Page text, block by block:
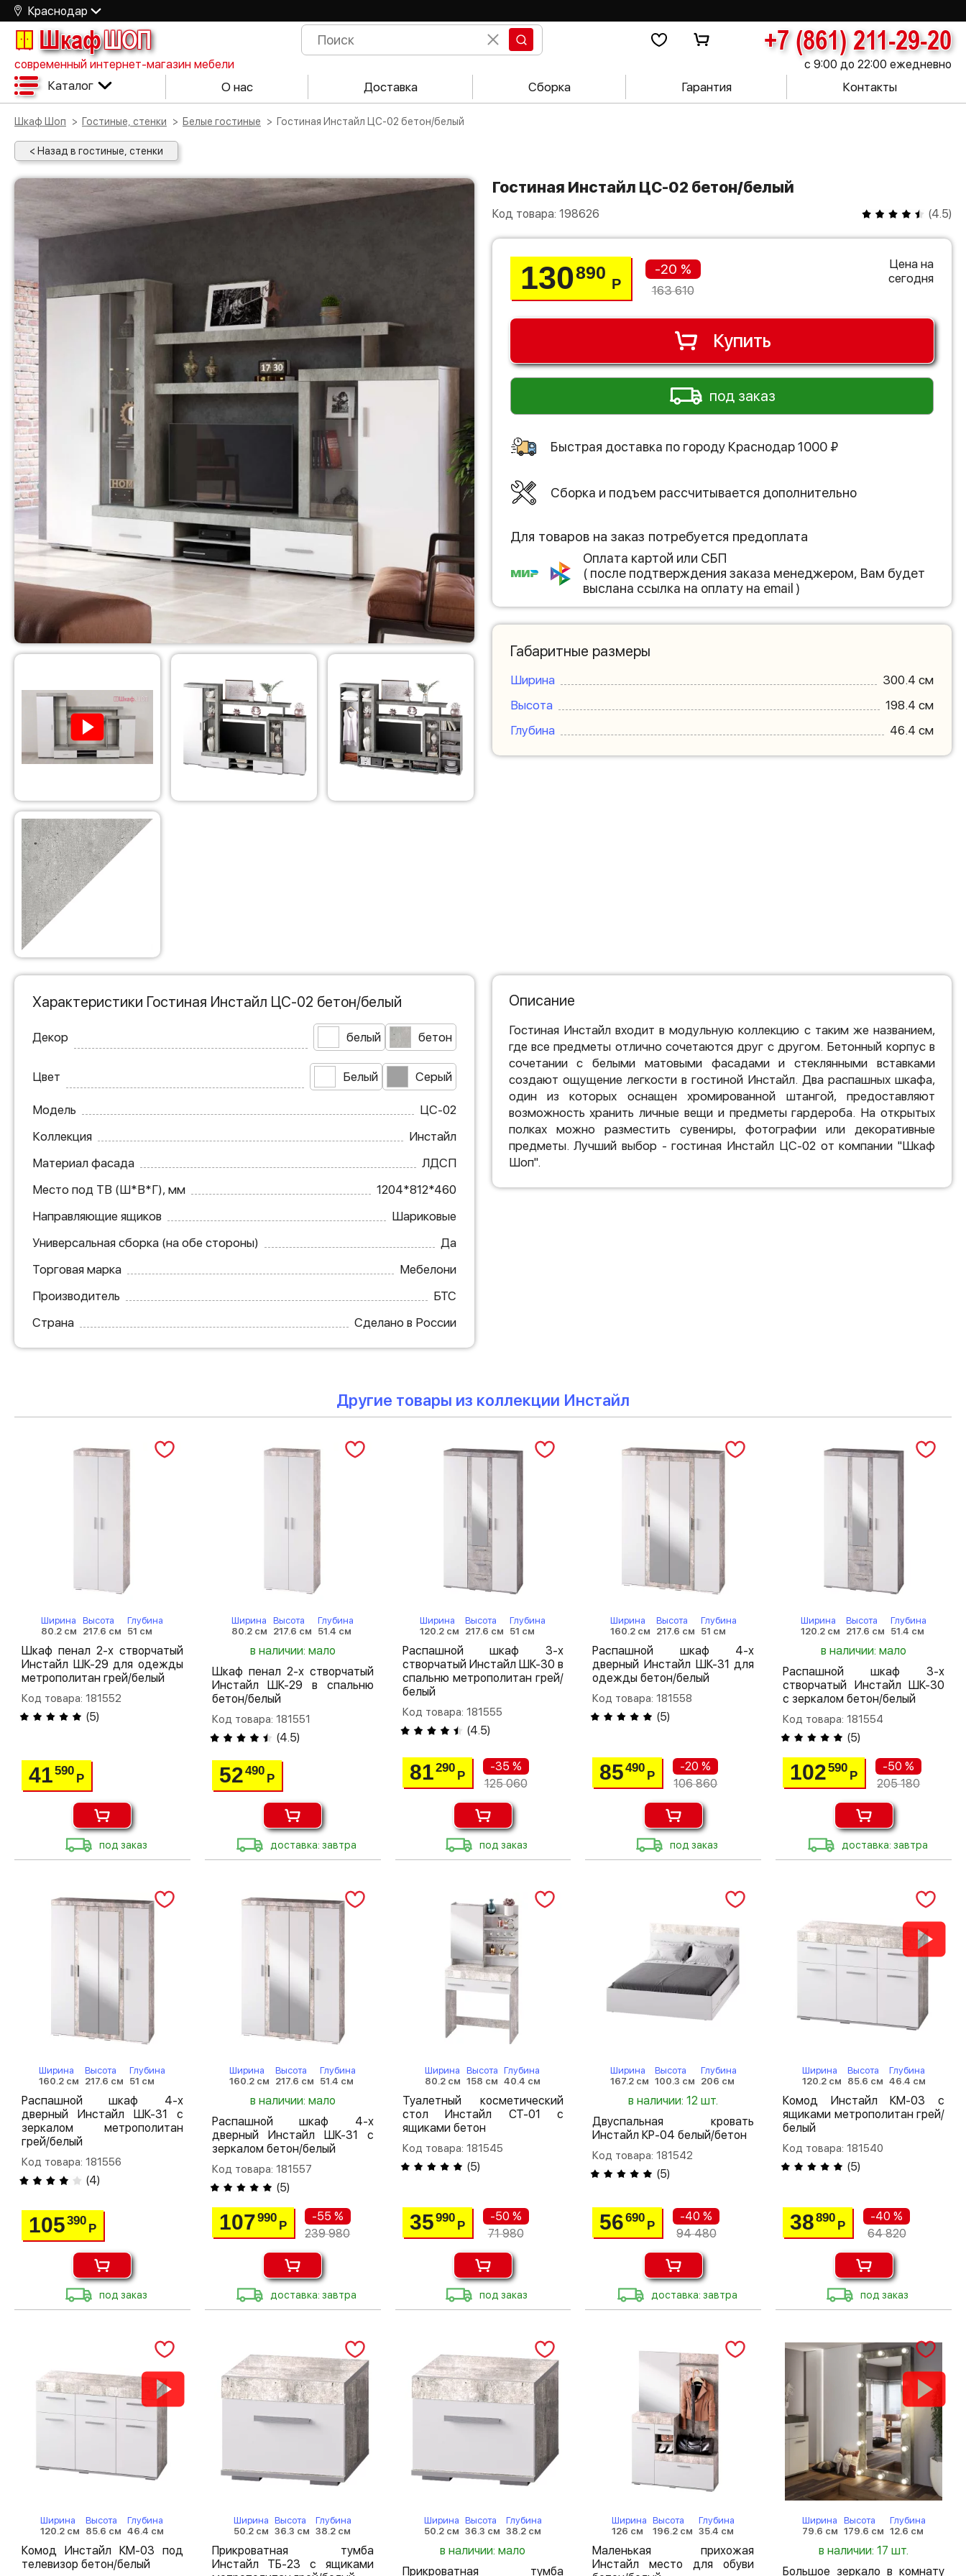
Краснодар
ШкафШОП +7 (861) 211-29-20
современный интернет-магазин мебели с 9:00 до 22:00 ежедневно
Каталог О нас Доставка Сборка Гарантия Контакты
Шкаф Шоп Гостиные, стенки Белые гостиные Гостиная Инстайл ЦС-02 бетон/белый
< Назад в гостиные, стенки
Гостиная Инстайл ЦС-02 бетон/белый
Код товара: 198626 (4.5)
130890
Р
-20 %
163 610
Цена на
сегодня
Купить
под заказ
Быстрая доставка по городу Краснодар 1000 ₽
Сборка и подъем рассчитывается дополнительно
Для товаров на заказ потребуется предоплата
Оплата картой или СБП
( после подтверждения заказа менеджером, Вам будет
выслана ссылка на оплату на email )
Габаритные размеры
Ширина
300.4 см
Высота
198.4 см
Глубина
46.4 см
Характеристики Гостиная Инстайл ЦС-02 бетон/белый
Декор белый бетон
Цвет Белый Серый
Модель
ЦС-02
Коллекция
Инстайл
Материал фасада
ЛДСП
Место под ТВ (Ш*В*Г), мм
1204*812*460
Направляющие ящиков
Шариковые
Универсальная сборка (на обе стороны)
Да
Торговая марка
Мебелони
Производитель
БТС
Страна
Сделано в России
Описание
Гостиная Инстайл входит в модульную коллекцию с таким же названием,
где все предметы отлично сочетаются друг с другом. Бетонный корпус в
сочетании с белыми матовыми фасадами и стеклянными вставками
создают ощущение легкости в гостиной Инстайл. Два распашных шкафа,
один из которых оснащен хромированной штангой, предоставляют
возможность хранить личные вещи и предметы гардероба. На открытых
полках можно разместить сувениры, фотографии или декоративные
предметы. Лучший выбор - гостиная Инстайл ЦС-02 от компании "Шкаф
Шоп".
Другие товары из коллекции Инстайл
Ширина
80.2 см
Высота
217.6 см
Глубина
51 см
Шкаф пенал 2-х створчатый
Инстайл ШК-29 для одежды
метрополитан грей/белый
Код товара: 181552
(5)
41590
Р
под заказ
Ширина
80.2 см
Высота
217.6 см
Глубина
51.4 см
в наличии: мало
Шкаф пенал 2-х створчатый
Инстайл ШК-29 в спальню
бетон/белый
Код товара: 181551
(4.5)
52490
Р
доставка: завтра
Ширина
120.2 см
Высота
217.6 см
Глубина
51 см
Распашной шкаф 3-х
створчатый Инстайл ШК-30 в
спальню метрополитан грей/
белый
Код товара: 181555
(4.5)
81290
Р
-35 %
125 060
под заказ
Ширина
160.2 см
Высота
217.6 см
Глубина
51 см
Распашной шкаф 4-х
дверный Инстайл ШК-31 для
одежды бетон/белый
Код товара: 181558
(5)
85490
Р
-20 %
106 860
под заказ
Ширина
120.2 см
Высота
217.6 см
Глубина
51.4 см
в наличии: мало
Распашной шкаф 3-х
створчатый Инстайл ШК-30
с зеркалом бетон/белый
Код товара: 181554
(5)
102590
Р
-50 %
205 180
доставка: завтра
Ширина
160.2 см
Высота
217.6 см
Глубина
51 см
Распашной шкаф 4-х
дверный Инстайл ШК-31 с
зеркалом метрополитан
грей/белый
Код товара: 181556
(4)
105390
Р
под заказ
Ширина
160.2 см
Высота
217.6 см
Глубина
51.4 см
в наличии: мало
Распашной шкаф 4-х
дверный Инстайл ШК-31 с
зеркалом бетон/белый
Код товара: 181557
(5)
107990
Р
-55 %
239 980
доставка: завтра
Ширина
80.2 см
Высота
158 см
Глубина
40.4 см
Туалетный косметический
стол Инстайл СТ-01 с
ящиками бетон
Код товара: 181545
(5)
35990
Р
-50 %
71 980
под заказ
Ширина
167.2 см
Высота
100.3 см
Глубина
206 см
в наличии: 12 шт.
Двуспальная кровать
Инстайл КР-04 белый/бетон
Код товара: 181542
(5)
56690
Р
-40 %
94 480
доставка: завтра
Ширина
120.2 см
Высота
85.6 см
Глубина
46.4 см
Комод Инстайл КМ-03 с
ящиками метрополитан грей/
белый
Код товара: 181540
(5)
38890
Р
-40 %
64 820
под заказ
Ширина
120.2 см
Высота
85.6 см
Глубина
46.4 см
Комод Инстайл КМ-03 под
телевизор бетон/белый
Ширина
50.2 см
Высота
36.3 см
Глубина
38.2 см
Прикроватная тумба
Инстайл ТБ-23 с ящиками
Ширина
50.2 см
Высота
36.3 см
Глубина
38.2 см
в наличии: мало
Прикроватная тумба
Ширина
126 см
Высота
196.2 см
Глубина
35.4 см
Маленькая прихожая
Инстайл место для обуви
Ширина
79.6 см
Высота
179.6 см
Глубина
12.6 см
в наличии: 17 шт.
Большое зеркало в комнату